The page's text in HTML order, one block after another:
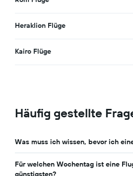
Heraklion Flüge
Kairo Flüge
Häufig gestellte
Was muss ich wissen, bevor ich
Für welchen Wochentag ist eine
günstigsten?